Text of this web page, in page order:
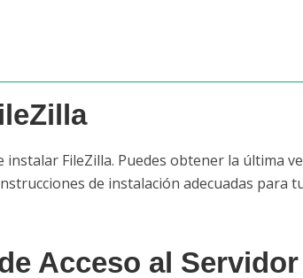
instalar FileZilla. Puedes obtener la última
de instalación adecuadas para
Acceso al Servidor